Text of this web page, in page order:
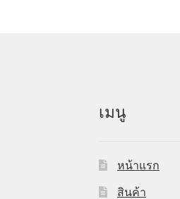
เมนู
หน้าแรก
สินค้า